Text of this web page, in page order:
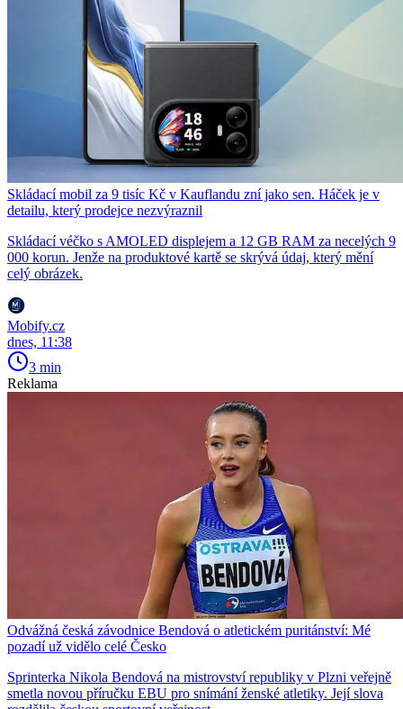
Skládací mobil za 9 tisíc Kč v Kauflandu zní jako sen. Háček je v
detailu, který prodejce nezvýraznil
Skládací véčko s AMOLED displejem a 12 GB RAM za necelých 9
000 korun. Jenže na produktové kartě se skrývá údaj, který mění
celý obrázek.
Mobify.cz
dnes, 11:38
3 min
Reklama
Odvážná česká závodnice Bendová o atletickém puritánství: Mé
pozadí už vidělo celé Česko
Sprinterka Nikola Bendová na mistrovství republiky v Plzni veřejně
smetla novou příručku EBU pro snímání ženské atletiky. Její slova